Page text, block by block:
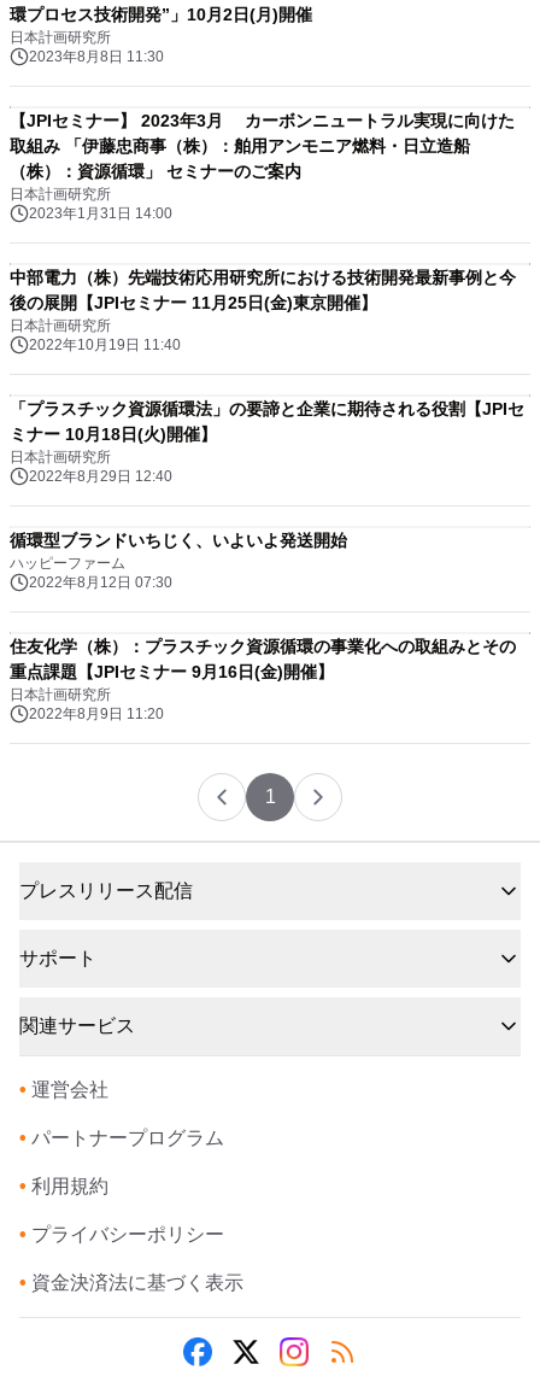
環プロセス技術開発”」10月2日(月)開催
日本計画研究所
2023年8月8日 11:30
【JPIセミナー】 2023年3月 カーボンニュートラル実現に向けた
取組み 「伊藤忠商事（株）：舶用アンモニア燃料・日立造船
（株）：資源循環」 セミナーのご案内
日本計画研究所
2023年1月31日 14:00
中部電力（株）先端技術応用研究所における技術開発最新事例と今
後の展開【JPIセミナー 11月25日(金)東京開催】
日本計画研究所
2022年10月19日 11:40
「プラスチック資源循環法」の要諦と企業に期待される役割【JPIセ
ミナー 10月18日(火)開催】
日本計画研究所
2022年8月29日 12:40
循環型ブランドいちじく、いよいよ発送開始
ハッピーファーム
2022年8月12日 07:30
住友化学（株）：プラスチック資源循環の事業化への取組みとその
重点課題【JPIセミナー 9月16日(金)開催】
日本計画研究所
2022年8月9日 11:20
1
プレスリリース配信
サポート
関連サービス
• 運営会社
• パートナープログラム
• 利用規約
• プライバシーポリシー
• 資金決済法に基づく表示